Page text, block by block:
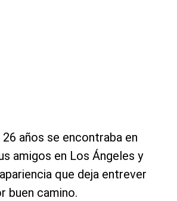
años se encontraba en
amigos en Los Ángeles y
que deja entrever
buen camino.